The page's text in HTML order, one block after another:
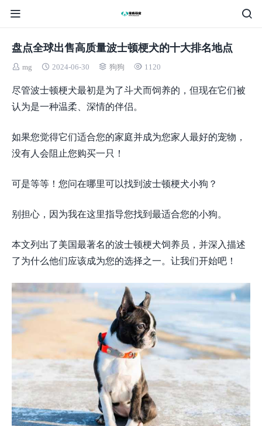
盘点全球出售高质量波士顿梗犬的十大排名地点
mg 2024-06-30 狗狗 1120
尽管波士顿梗犬最初是为了斗犬而饲养的，但现在它们被
认为是一种温柔、深情的伴侣。
如果您觉得它们适合您的家庭并成为您家人最好的宠物，
没有人会阻止您购买一只！
可是等等！您问在哪里可以找到波士顿梗犬小狗？
别担心，因为我在这里指导您找到最适合您的小狗。
本文列出了美国最著名的波士顿梗犬饲养员，并深入描述
了为什么他们应该成为您的选择之一。让我们开始吧！